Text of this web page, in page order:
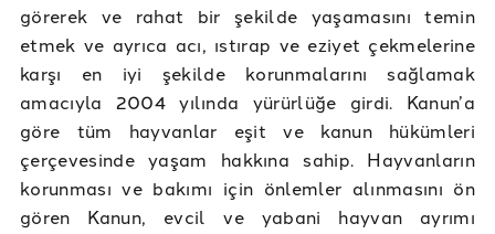
görerek ve rahat bir şekilde yaşamasını temin
etmek ve ayrıca acı, ıstırap ve eziyet çekmelerine
karşı en iyi şekilde korunmalarını sağlamak
amacıyla 2004 yılında yürürlüğe girdi. Kanun’a
göre tüm hayvanlar eşit ve kanun hükümleri
çerçevesinde yaşam hakkına sahip. Hayvanların
korunması ve bakımı için önlemler alınmasını ön
gören Kanun, evcil ve yabani hayvan ayrımı